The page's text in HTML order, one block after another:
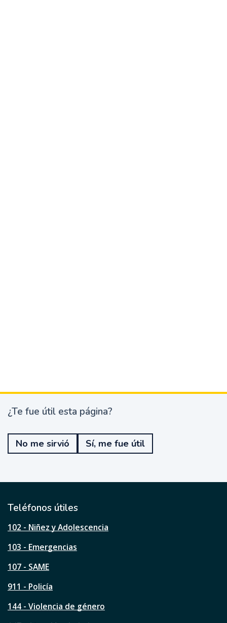
¿
e
u
t
l
s
a
á
i
a
¿Te fue útil esta página?
No me sirvió Sí, me fue útil
Teléfonos útiles
102 - Niñez y Adolescencia
103 - Emergencias
107 - SAME
911 - Policía
144 - Violencia de género